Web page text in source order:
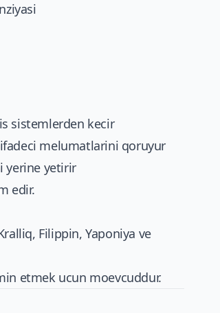
sistemlerden kecir
melumatlarini qoruyur
yerine yetirir
edir.
Filippin, Yaponiya ve
etmek ucun moevcuddur.